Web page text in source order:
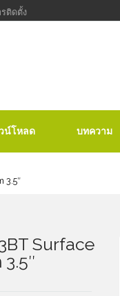
ติดตั้ง
น์โหลด บทความ
3.5″
Surface